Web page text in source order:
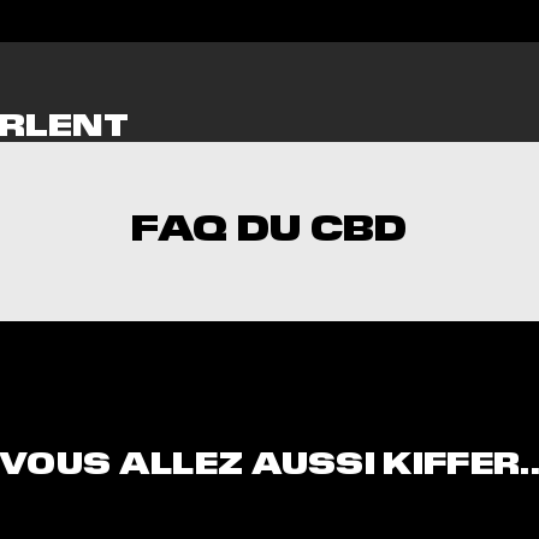
Time)
FAQ DU CBD
VOUS ALLEZ AUSSI KIFFER..